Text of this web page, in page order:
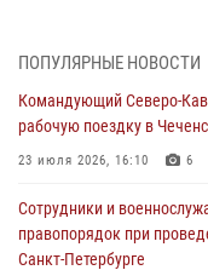
юных воспитанников
08 августа 2026, 13:00
стен музея истории
08 августа 2026, 09:29 2
ПОПУЛЯРНЫЕ НОВОСТИ
Командующий Северо-
рабочую поездку в
23 июля 2026, 16:10 6
Сотрудники и
правопорядок при
Санкт-Петербурге